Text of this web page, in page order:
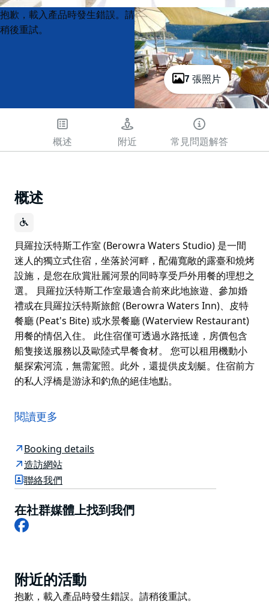
7 張照片
Product
List
Product
List
抱歉，載入產品時發生錯誤。請
稍後重試。
概述 附近 常見問題解答
概述
貝羅拉沃特斯工作室 (Berowra Waters Studio) 是一間
迷人的獨立式住宿，坐落於河畔，配備寬敞的露臺和燒烤
設施，是您在欣賞壯麗河景的同時享受戶外用餐的理想之
選。 貝羅拉沃特斯工作室最適合前來此地旅遊、參加婚
禮或在貝羅拉沃特斯旅館 (Berowra Waters Inn)、皮特
餐廳 (Peat's Bite) 或水景餐廳 (Waterview Restaurant)
用餐的情侶入住。 此住宿僅可透過水路抵達，房價包含
船隻接送服務以及歐陸式早餐食材。 您可以租用機動小
艇探索河流，無需駕照。此外，還提供皮划艇。住宿前方
的私人浮橋是游泳和釣魚的絕佳地點。
迷人的獨立式住宿，坐落於河畔，配備寬敞的露臺和燒烤
設施，是您在欣賞壯麗河景的同時享受戶外用餐的理想之
貝羅拉沃特斯工作室最適合前來此地旅遊、參加婚禮或在
貝羅拉沃特斯旅館 (Berowra Waters Inn)、皮特餐廳
(Peat's Bite) 或水景餐廳 (Waterview Restaurant) 用餐
的情侶入住。
此住宿僅可透過水路抵達，房價包含船隻接送服務以及歐
皮划艇。住宿前方的私人浮橋是游泳和釣魚的絕佳地點。
閱讀更多
Booking details
造訪網站
聯絡我們
在社群媒體上找到我們
Facebook
Product
List
附近的活動
Product
抱歉，載入產品時發生錯誤。請稍後重試。